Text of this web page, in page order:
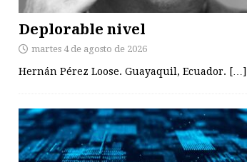
Deplorable nivel
martes 4 de agosto de 2026
Hernán Pérez Loose. Guayaquil, Ecuador. […]